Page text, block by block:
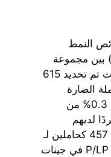
النمط
الظاهري لمتلازمة لينش (LS) بين مجموعة
كبيرة من 217,824 فردًا، حيث تم تحديد 615
الضارة
(P/LP)، وهو ما يعادل حوالي 0.3% من
من بين 162,970 فردًا لديهم
سجلات طبية متاحة، تم تأكيد 457 كحاملين لـ
LS، مع وجود غالبية متغيرات P/LP في جينات